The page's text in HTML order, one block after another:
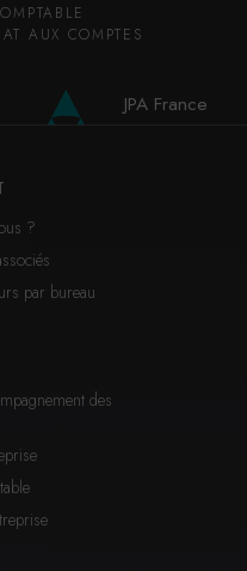
AUX COMPTES
JPA France
?
par bureau
des